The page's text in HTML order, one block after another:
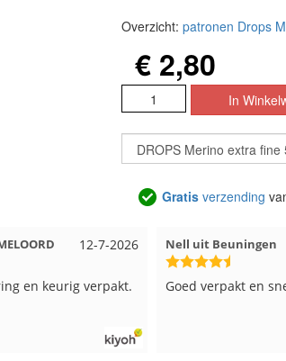
Overzicht: patronen Drops
€ 2,80
Gratisverzending
12-7-2026
en keurig verpakt.
Nell uit Beuningen
Goed verpakt en